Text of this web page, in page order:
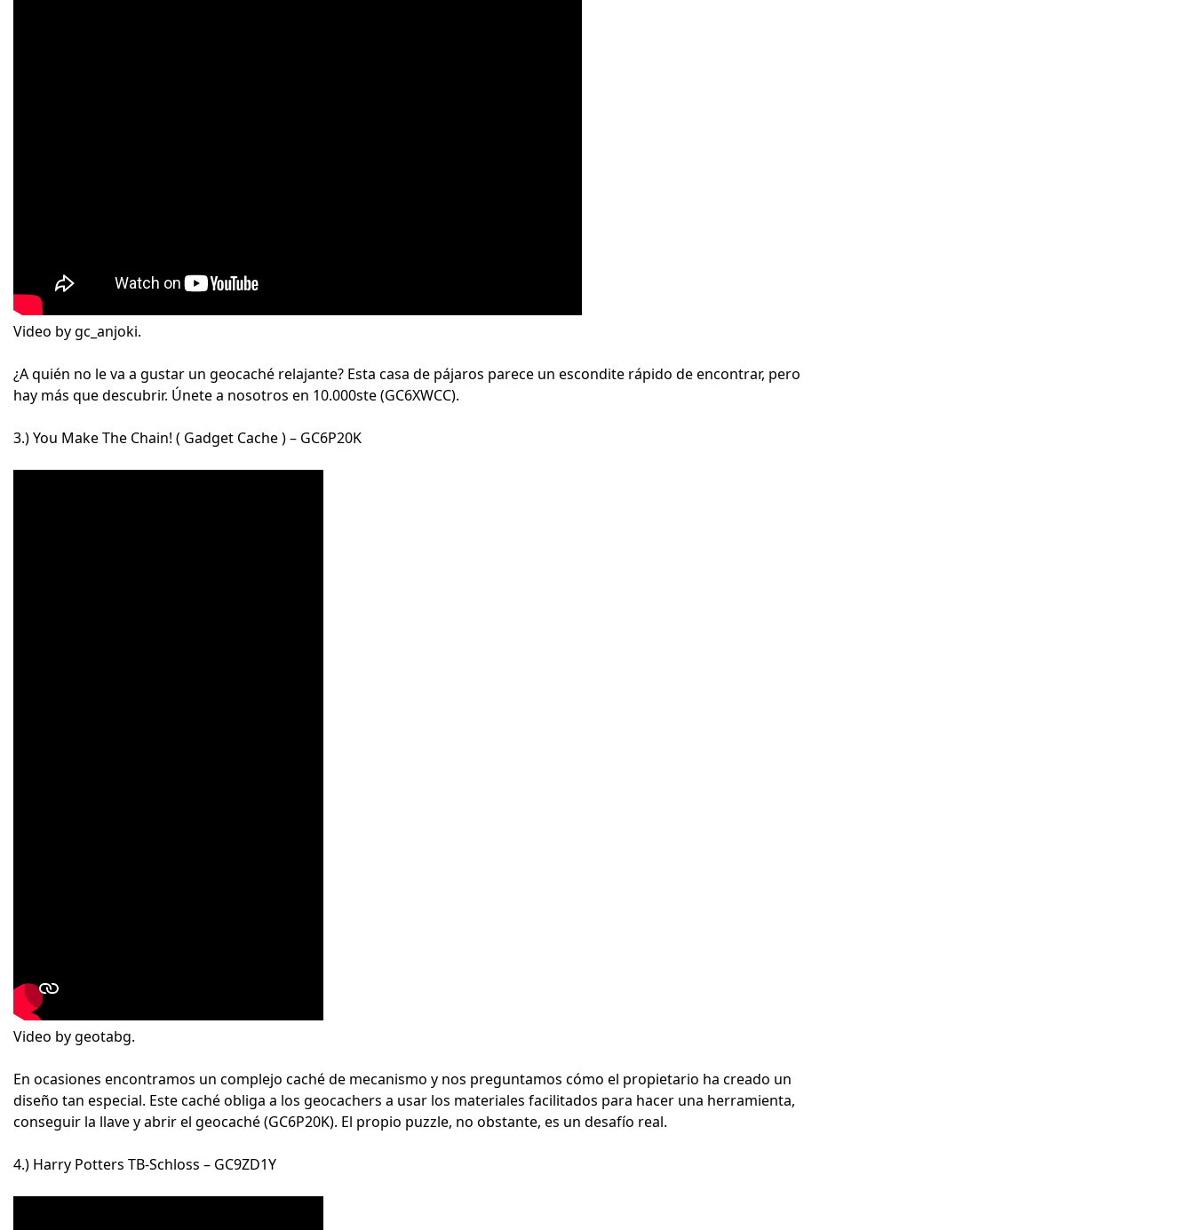
Video by gc_anjoki.
¿A quién no le va a gustar un geocaché relajante? Esta casa de pájaros parece un escondite rápido de encontrar, pero
hay más que descubrir. Únete a nosotros en 10.000ste (GC6XWCC).
3.) You Make The Chain! ( Gadget Cache ) – GC6P20K
Video by geotabg.
En ocasiones encontramos un complejo caché de mecanismo y nos preguntamos cómo el propietario ha creado un
diseño tan especial. Este caché obliga a los geocachers a usar los materiales facilitados para hacer una herramienta,
conseguir la llave y abrir el geocaché (GC6P20K). El propio puzzle, no obstante, es un desafío real.
4.) Harry Potters TB-Schloss – GC9ZD1Y